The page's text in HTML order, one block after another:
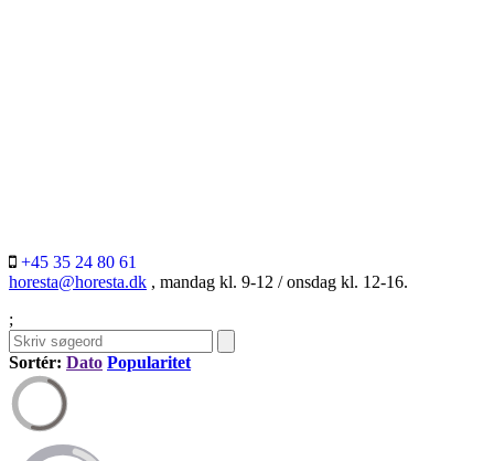
+45 35 24 80 61
horesta@horesta.dk , mandag kl. 9-12 / onsdag kl. 12-16.
;
Sortér: Dato Popularitet